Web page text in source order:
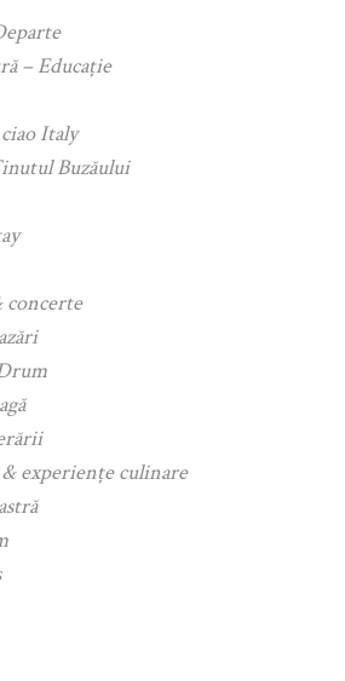
– Educație
Italy
Buzăului
concerte
experiențe culinare